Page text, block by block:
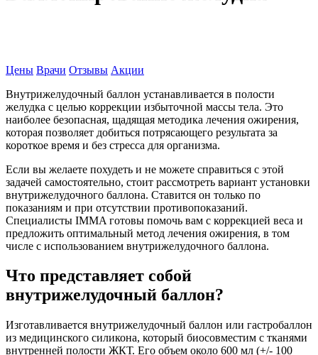
Цены Врачи Отзывы Акции
Внутрижелудочный баллон устанавливается в полости
желудка с целью коррекции избыточной массы тела. Это
наиболее безопасная, щадящая методика лечения ожирения,
которая позволяет добиться потрясающего результата за
короткое время и без стресса для организма.
Если вы желаете похудеть и не можете справиться с этой
задачей самостоятельно, стоит рассмотреть вариант установки
внутрижелудочного баллона. Ставится он только по
показаниям и при отсутствии противопоказаний.
Специалисты IMMA готовы помочь вам с коррекцией веса и
предложить оптимальный метод лечения ожирения, в том
числе с использованием внутрижелудочного баллона.
Что представляет собой
внутрижелудочный баллон?
Изготавливается внутрижелудочный баллон или гастробаллон
из медицинского силикона, который биосовместим с тканями
внутренней полости ЖКТ. Его объем около 600 мл (+/- 100